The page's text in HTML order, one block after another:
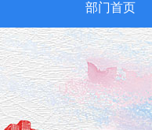
部门首页